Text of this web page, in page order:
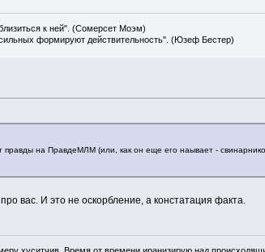
к ней". (Сомерсет Моэм)
формируют действительность". (Юзеф Бестер)
правды на ПравдеМЛМ (или, как он еще его наывает -
вас. И это не оскорбление, а констатация факта.